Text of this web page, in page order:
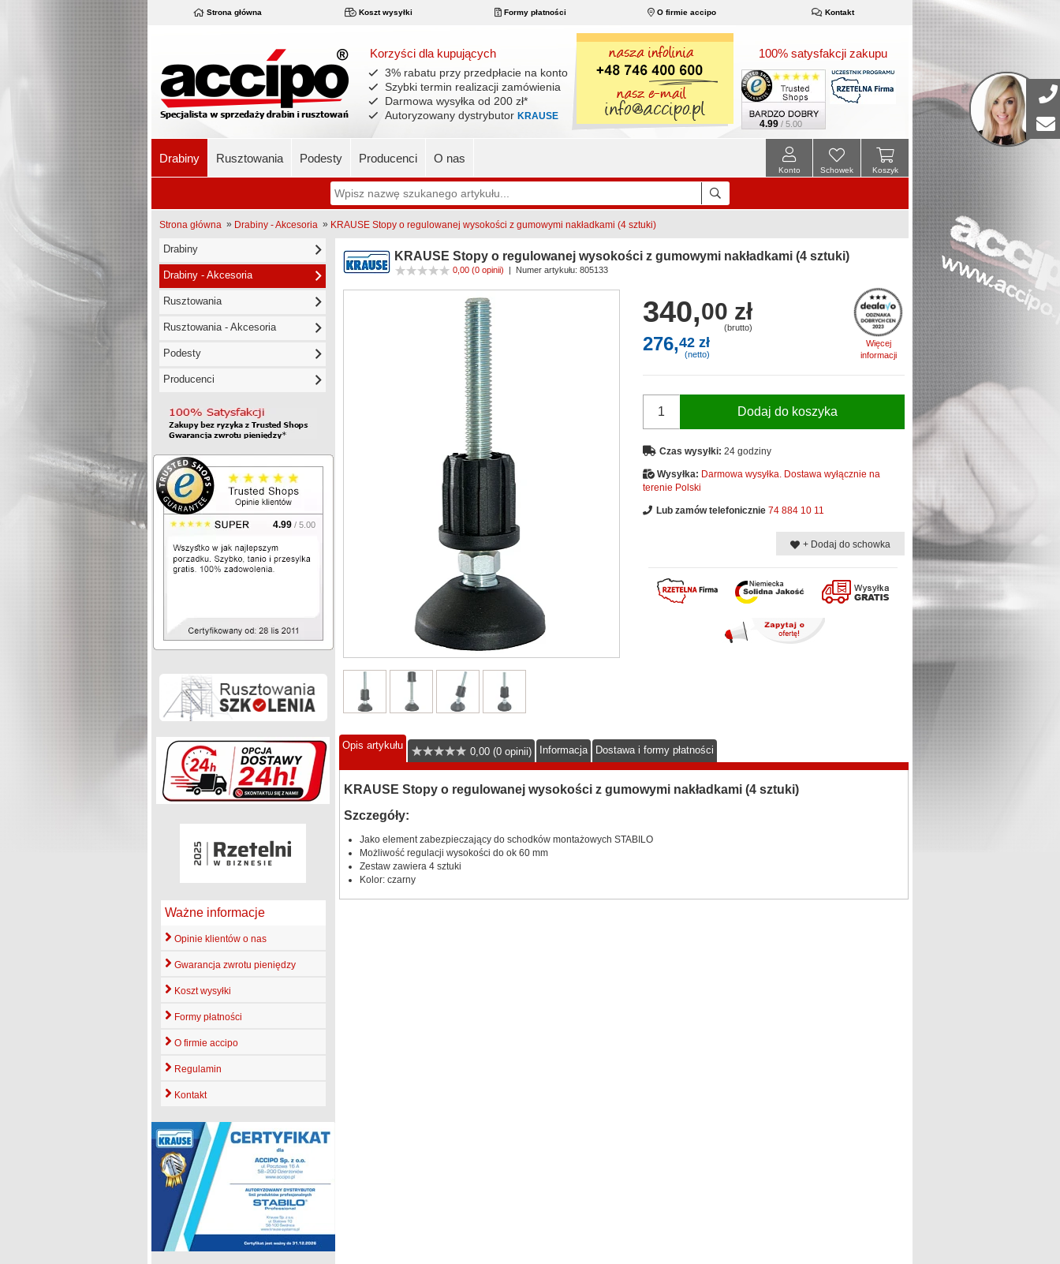
Strona główna Koszt wysyłki Formy płatności O firmie accipo Kontakt
Korzyści dla kupujących
3% rabatu przy przedpłacie na konto
Szybki termin realizacji zamówienia
Darmowa wysyłka od 200 zł*
Autoryzowany dystrybutor KRAUSE
100% satysfakcji zakupu
4.99 / 5.00
Drabiny Rusztowania Podesty Producenci O nas
Koszyk
Schowek
Konto
Strona główna » Drabiny - Akcesoria » KRAUSE Stopy o regulowanej wysokości z gumowymi nakładkami (4 sztuki)
Drabiny
Drabiny - Akcesoria
Rusztowania
Rusztowania - Akcesoria
Podesty
Producenci
4.99 / 5.00
Ważne informacje
Opinie klientów o nas
Gwarancja zwrotu pieniędzy
Koszt wysyłki
Formy płatności
O firmie accipo
Regulamin
Kontakt
KRAUSE Stopy o regulowanej wysokości z gumowymi nakładkami (4 sztuki)
0,00 (0 opinii) | Numer artykułu: 805133
Więcej
informacji
340,00 zł
(brutto)
276,42 zł
(netto)
Dodaj do koszyka
Czas wysyłki: 24 godziny
Wysyłka: Darmowa wysyłka. Dostawa wyłącznie na
terenie Polski
Lub zamów telefonicznie 74 884 10 11
+ Dodaj do schowka
Opis artykułu
0,00 (0 opinii) Informacja Dostawa i formy płatności
KRAUSE Stopy o regulowanej wysokości z gumowymi nakładkami (4 sztuki)
Szczegóły:
Jako element zabezpieczający do schodków montażowych STABILO
Możliwość regulacji wysokości do ok 60 mm
Zestaw zawiera 4 sztuki
Kolor: czarny